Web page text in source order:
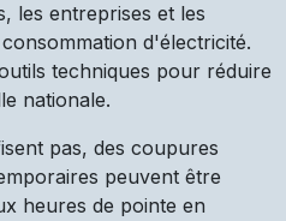
les entreprises et les
d'électricité.
techniques pour réduire
nationale.
pas, des coupures
peuvent être
heures de pointe en